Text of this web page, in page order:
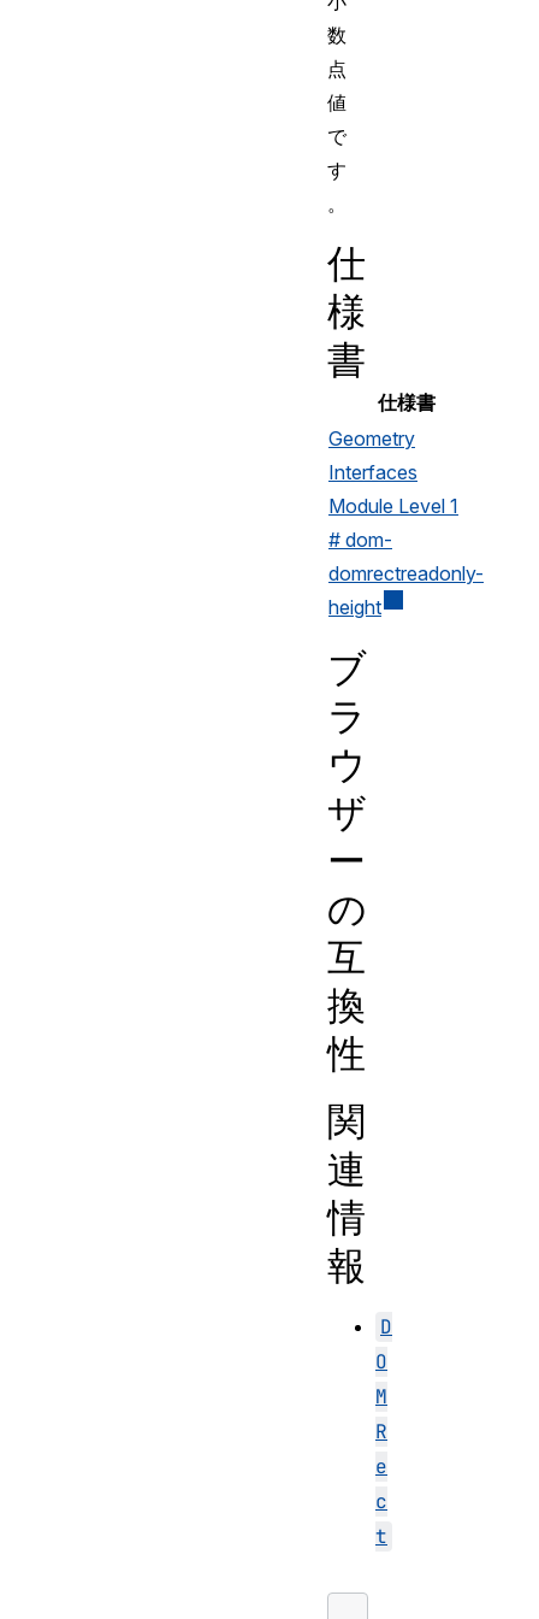
数
点
値
で
す
。
仕
様
書
仕様書
Geometry
Interfaces
Module Level 1
# dom-
domrectreadonly-
height
ブ
ラ
ウ
ザ
ー
の
互
換
性
関
連
情
報
D
O
M
R
e
c
t